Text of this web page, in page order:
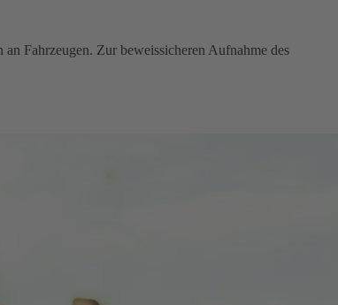
Fahrzeugen. Zur beweissicheren Aufnahme des